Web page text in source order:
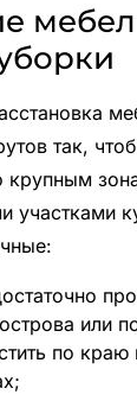
так,
крупным
участками
или
по краю